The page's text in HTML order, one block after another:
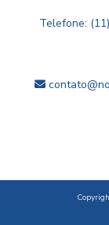
Telefone: